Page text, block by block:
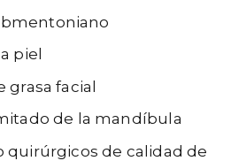
piel
grasa facial
de la mandíbula
quirúrgicos de calidad de